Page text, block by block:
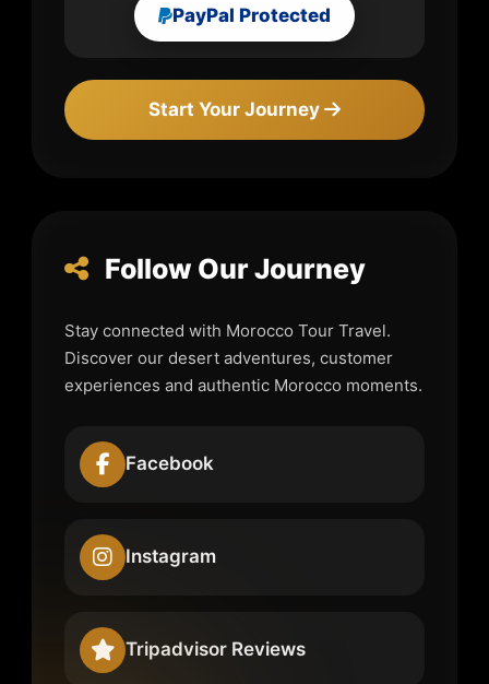
PayPal Protected
Start Your Journey
Follow Our Journey
Stay connected with Morocco Tour Travel.
Discover our desert adventures, customer
experiences and authentic Morocco moments.
Facebook
Instagram
Tripadvisor Reviews